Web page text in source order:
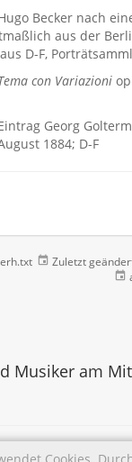
Becker nach
aus der
aus D-F,
con Variazioni
Georg
1884; D-F
Zuletzt
Musiker am